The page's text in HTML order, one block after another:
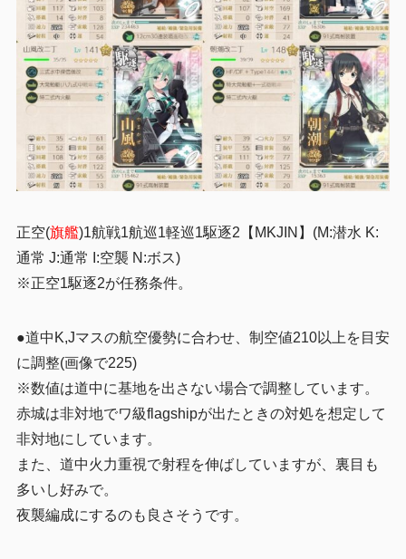
正空(旗艦)1航戦1航巡1軽巡1駆逐2【MKJIN】(M:潜水 K:
通常 J:通常 I:空襲 N:ボス)
※正空1駆逐2が任務条件。
●道中K,Jマスの航空優勢に合わせ、制空値210以上を目安
に調整(画像で225)
※数値は道中に基地を出さない場合で調整しています。
赤城は非対地でワ級flagshipが出たときの対処を想定して
非対地にしています。
また、道中火力重視で射程を伸ばしていますが、裏目も
多いし好みで。
夜襲編成にするのも良さそうです。